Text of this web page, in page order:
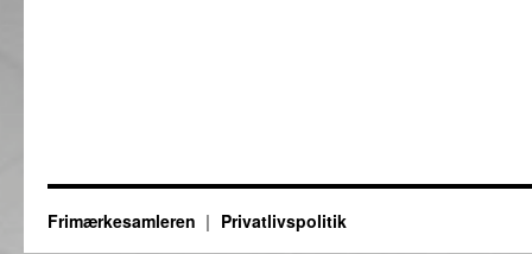
Frimærkesamleren Privatlivspolitik